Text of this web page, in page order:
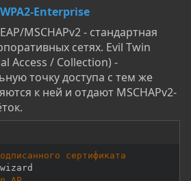
Enterprise
MSCHAPv2 - стандартная
сетях. Evil Twin
Access / Collection) -
точку доступа с тем же
к ней и отдают MSCHAPv2-
сертификата